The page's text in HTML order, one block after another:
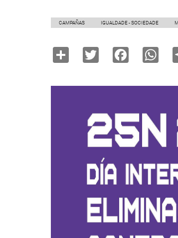
CAMPAÑAS IGUALDADE - SOCIEDADE
Share Twitter